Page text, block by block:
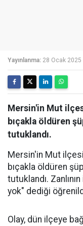
Yayınlanma: 28 Ocak 2025
Mersin'in Mut
bıçakla öldüren
tutuklandı.
Mersin'in Mut
bıçakla öldüren
tutuklandı.
yok" dediği
Olay, dün ilçeye